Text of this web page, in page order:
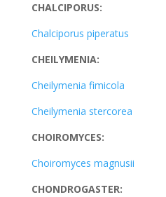
CHALCIPORUS:
Chalciporus piperatus
CHEILYMENIA:
Cheilymenia fimicola
Cheilymenia stercorea
CHOIROMYCES:
Choiromyces magnusii
CHONDROGASTER: